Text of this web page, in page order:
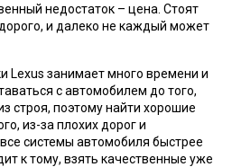
недостаток – цена. Стоят
и далеко не каждый может
Lexus занимает много времени и
с автомобилем до того,
строя, поэтому найти хорошие
из-за плохих дорог и
системы автомобиля быстрее
к тому, взять качественные уже